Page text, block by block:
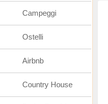
Campeggi
Ostelli
Airbnb
Country House